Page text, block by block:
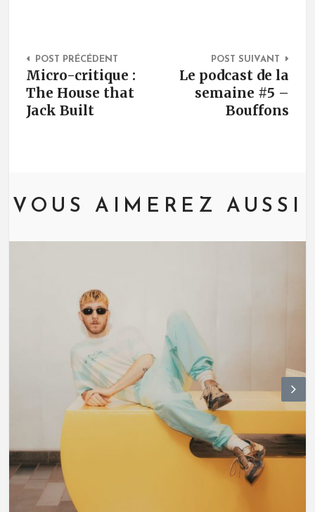
Post Navigation
POST PRÉCÉDENT
Micro-critique :
The House that
Jack Built
POST SUIVANT
Le podcast de la
semaine #5 –
Bouffons
VOUS AIMEREZ AUSSI
N
ex
t